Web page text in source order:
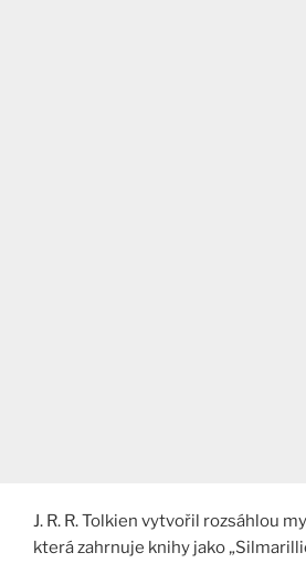
J. R. R. Tolkien vytvořil rozsáhlou
která zahrnuje knihy jako